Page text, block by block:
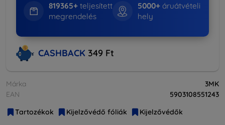
819365+teljesített
megrendelés
5000+ áruátvételi
hely
CASHBACK 349 Ft
Márka
3MK
EAN
5903108551243
Tartozékok
Kijelzővédő fóliák Kijelzővédők